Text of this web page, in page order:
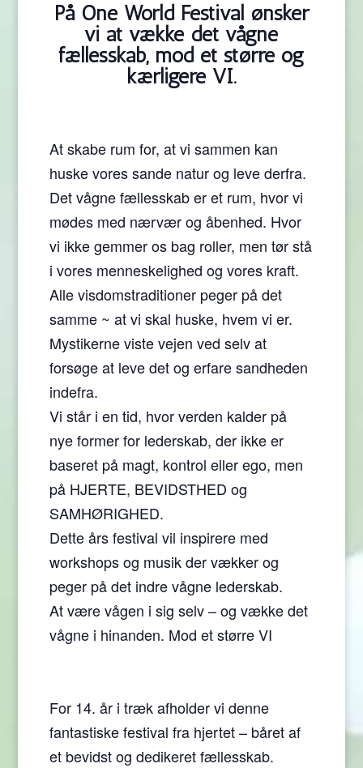
På One World Festival ønsker
vi at vække det vågne
fællesskab, mod et større og
kærligere VI.
At skabe rum for, at vi sammen kan
huske vores sande natur og leve derfra.
Det vågne fællesskab er et rum, hvor vi
mødes med nærvær og åbenhed. Hvor
vi ikke gemmer os bag roller, men tør stå
i vores menneskelighed og vores kraft.
Alle visdomstraditioner peger på det
samme ~ at vi skal huske, hvem vi er.
Mystikerne viste vejen ved selv at
forsøge at leve det og erfare sandheden
indefra.
Vi står i en tid, hvor verden kalder på
nye former for lederskab, der ikke er
baseret på magt, kontrol eller ego, men
på HJERTE, BEVIDSTHED og
SAMHØRIGHED.
Dette års festival vil inspirere med
workshops og musik der vækker og
peger på det indre vågne lederskab.
At være vågen i sig selv – og vække det
vågne i hinanden. Mod et større VI
For 14. år i træk afholder vi denne
fantastiske festival fra hjertet – båret af
et bevidst og dedikeret fællesskab.